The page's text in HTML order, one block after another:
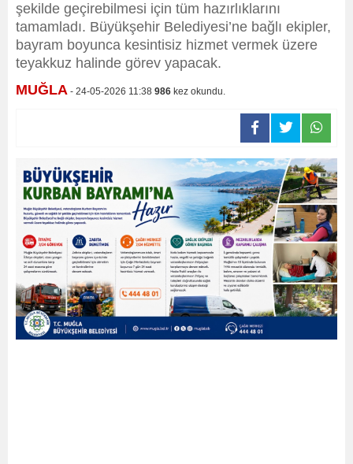
şekilde geçirebilmesi için tüm hazırlıklarını
tamamladı. Büyükşehir Belediyesi’ne bağlı ekipler,
bayram boyunca kesintisiz hizmet vermek üzere
teyakkuz halinde görev yapacak.
MUĞLA - 24-05-2026 11:38 986 kez okundu.